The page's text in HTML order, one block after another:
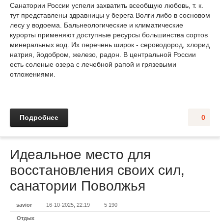
Санатории России успели захватить всеобщую любовь, т. к.
тут представлены здравницы у берега Волги либо в сосновом
лесу у водоема. Бальнеологические и климатические
курорты применяют доступные ресурсы большинства сортов
минеральных вод. Их перечень широк - сероводород, хлорид
натрия, йодобром, железо, радон. В центральной России
есть соленые озера с лечебной рапой и грязевыми
отложениями.
0
Подробнее
Идеальное место для
восстановления своих сил,
санатории Поволжья
savior 16-10-2025, 22:19 5 190
Отдых